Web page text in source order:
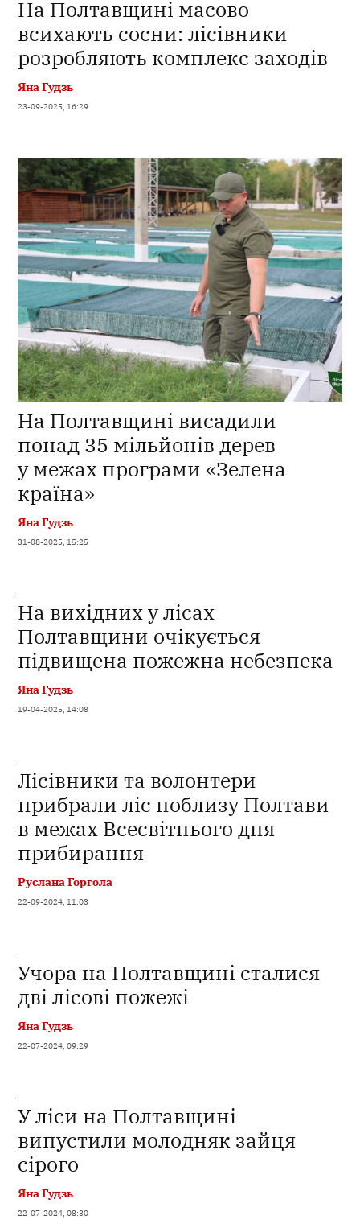
На Полтавщині масово
всихають сосни: лісівники
розробляють комплекс заходів
Яна Гудзь
23-09-2025, 16:29
На Полтавщині висадили
понад 35 мільйонів дерев
у межах програми «Зелена
країна»
Яна Гудзь
31-08-2025, 15:25
На вихідних у лісах
Полтавщини очікується
підвищена пожежна небезпека
Яна Гудзь
19-04-2025, 14:08
Лісівники та волонтери
прибрали ліс поблизу Полтави
в межах Всесвітнього дня
прибирання
Руслана Горгола
22-09-2024, 11:03
Учора на Полтавщині сталися
дві лісові пожежі
Яна Гудзь
22-07-2024, 09:29
У ліси на Полтавщині
випустили молодняк зайця
сірого
Яна Гудзь
22-07-2024, 08:30